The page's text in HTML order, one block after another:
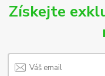
Získejte